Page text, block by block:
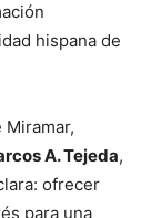
hispana de
Miramar,
A. Tejeda,
ofrecer
para una